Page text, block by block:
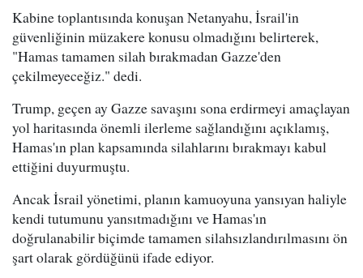
Kabine toplantısında konuşan Netanyahu, İsrail'in
güvenliğinin müzakere konusu olmadığını belirterek,
"Hamas tamamen silah bırakmadan Gazze'den
çekilmeyeceğiz." dedi.
Trump, geçen ay Gazze savaşını sona erdirmeyi amaçlayan
yol haritasında önemli ilerleme sağlandığını açıklamış,
Hamas'ın plan kapsamında silahlarını bırakmayı kabul
ettiğini duyurmuştu.
Ancak İsrail yönetimi, planın kamuoyuna yansıyan haliyle
kendi tutumunu yansıtmadığını ve Hamas'ın
doğrulanabilir biçimde tamamen silahsızlandırılmasını ön
şart olarak gördüğünü ifade ediyor.